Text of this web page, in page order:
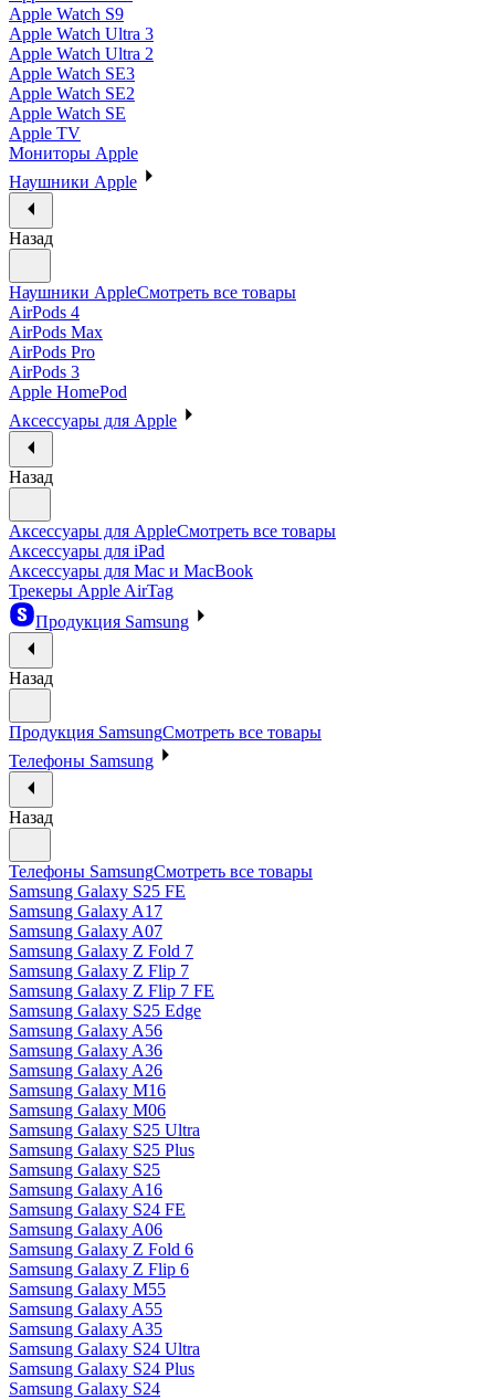
Apple Watch S9
Apple Watch Ultra 3
Apple Watch Ultra 2
Apple Watch SE3
Apple Watch SE2
Apple Watch SE
Apple TV
Мониторы Apple
Наушники Apple
Назад
Наушники AppleСмотреть все товары
AirPods 4
AirPods Max
AirPods Pro
AirPods 3
Apple HomePod
Аксессуары для Apple
Назад
Аксессуары для AppleСмотреть все товары
Аксессуары для iPad
Аксессуары для Mac и MacBook
Трекеры Apple AirTag
Продукция Samsung
Назад
Продукция SamsungСмотреть все товары
Телефоны Samsung
Назад
Телефоны SamsungСмотреть все товары
Samsung Galaxy S25 FE
Samsung Galaxy A17
Samsung Galaxy A07
Samsung Galaxy Z Fold 7
Samsung Galaxy Z Flip 7
Samsung Galaxy Z Flip 7 FE
Samsung Galaxy S25 Edge
Samsung Galaxy A56
Samsung Galaxy A36
Samsung Galaxy A26
Samsung Galaxy M16
Samsung Galaxy M06
Samsung Galaxy S25 Ultra
Samsung Galaxy S25 Plus
Samsung Galaxy S25
Samsung Galaxy A16
Samsung Galaxy S24 FE
Samsung Galaxy A06
Samsung Galaxy Z Fold 6
Samsung Galaxy Z Flip 6
Samsung Galaxy M55
Samsung Galaxy A55
Samsung Galaxy A35
Samsung Galaxy S24 Ultra
Samsung Galaxy S24 Plus
Samsung Galaxy S24